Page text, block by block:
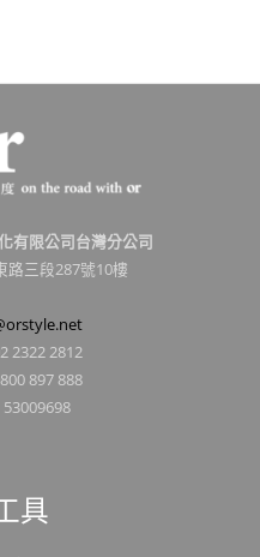
有限公司台灣分公司
路三段287號10樓
2322 2812
897 888
具